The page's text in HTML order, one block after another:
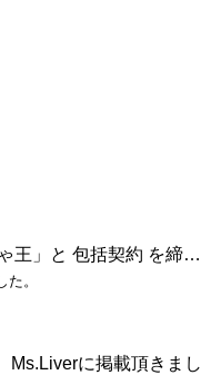
ライバー事務所DAG は「歌っちゃ王」と 包括契約 を締結しました
。